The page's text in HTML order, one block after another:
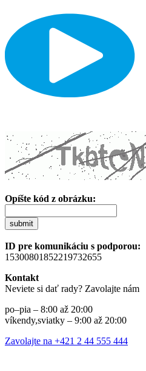
Opíšte kód z obrázku:
submit
ID pre komunikáciu s podporou:
15300801852219732655
Kontakt
Neviete si dať rady? Zavolajte nám
po–pia – 8:00 až 20:00
víkendy,sviatky – 9:00 až 20:00
Zavolajte na +421 2 44 555 444